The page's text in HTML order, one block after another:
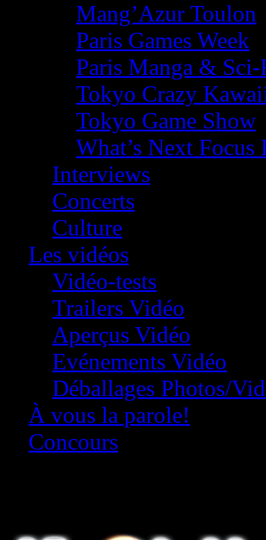
Mang’Azur Toulon
Paris Games Week
Paris Manga &
Tokyo Crazy
Tokyo Game Show
What’s Next
Interviews
Concerts
Culture
Les vidéos
Vidéo-tests
Trailers Vidéo
Aperçus Vidéo
Evénements Vidéo
Déballages Photos/
À vous la parole!
Concours